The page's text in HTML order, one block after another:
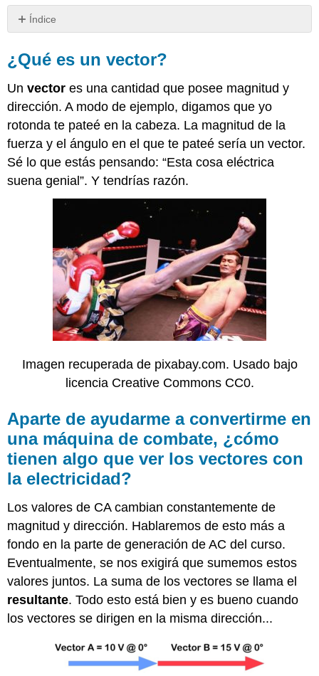
Índice
es
un
vector?
Aparte
de
ayudarme
a
convertirme
en
una
máquina
tienen
vectores
electricidad?
hiciste?
¿Qué es un vector?
Unvector es una cantidad que posee magnitud y
dirección. A modo de ejemplo, digamos que yo
rotonda te pateé en la cabeza. La magnitud de la
fuerza y el ángulo en el que te pateé sería un vector.
Sé lo que estás pensando: “Esta cosa eléctrica
suena genial”. Y tendrías razón.
Imagen recuperada de pixabay.com. Usado bajo
licencia Creative Commons CC0.
Aparte de ayudarme a convertirme en
una máquina de combate, ¿cómo
tienen algo que ver los vectores con
la electricidad?
Los valores de CA cambian constantemente de
magnitud y dirección. Hablaremos de esto más a
fondo en la parte de generación de AC del curso.
Eventualmente, se nos exigirá que sumemos estos
valores juntos. La suma de los vectores se llama el
resultante. Todo esto está bien y es bueno cuando
los vectores se dirigen en la misma dirección...